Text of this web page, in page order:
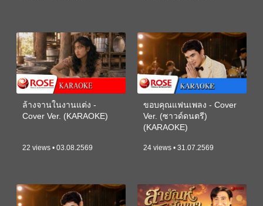
ล้างจานในงานแต่ง -
Cover Ver. (KARAOKE)
22 views • 03.08.2569
ขอบคุณแฟนเพลง - Cover
Ver. (ซาวด์ดนตรี)
(KARAOKE)
24 views • 31.07.2569